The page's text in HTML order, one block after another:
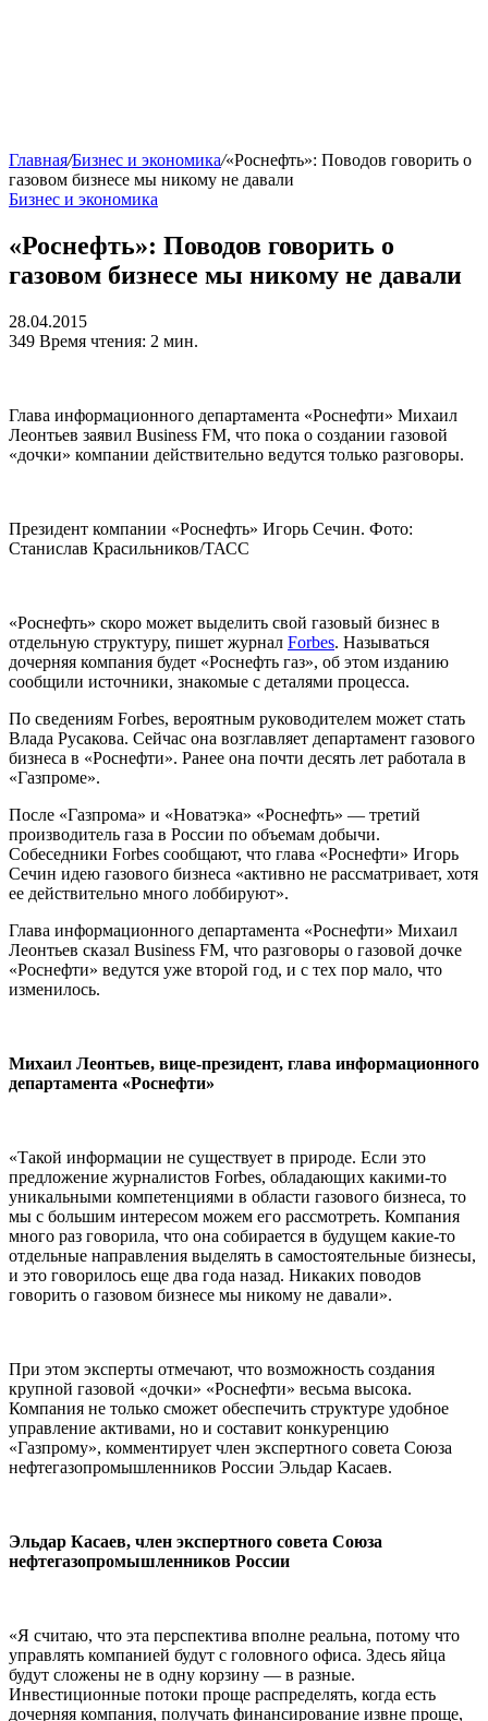
Главная/Бизнес и экономика/«Роснефть»: Поводов говорить о
газовом бизнесе мы никому не давали
Бизнес и экономика
«Роснефть»: Поводов говорить о
газовом бизнесе мы никому не давали
28.04.2015
349 Время чтения: 2 мин.
Глава информационного департамента «Роснефти» Михаил
Леонтьев заявил Business FM, что пока о создании газовой
«дочки» компании действительно ведутся только разговоры.
Президент компании «Роснефть» Игорь Сечин. Фото:
Станислав Красильников/ТАСС
«Роснефть» скоро может выделить свой газовый бизнес в
отдельную структуру, пишет журнал Forbes. Называться
дочерняя компания будет «Роснефть газ», об этом изданию
сообщили источники, знакомые с деталями процесса.
По сведениям Forbes, вероятным руководителем может стать
Влада Русакова. Сейчас она возглавляет департамент газового
бизнеса в «Роснефти». Ранее она почти десять лет работала в
«Газпроме».
После «Газпрома» и «Новатэка» «Роснефть» — третий
производитель газа в России по объемам добычи.
Собеседники Forbes сообщают, что глава «Роснефти» Игорь
Сечин идею газового бизнеса «активно не рассматривает, хотя
ее действительно много лоббируют».
Глава информационного департамента «Роснефти» Михаил
Леонтьев сказал Business FM, что разговоры о газовой дочке
«Роснефти» ведутся уже второй год, и с тех пор мало, что
изменилось.
Михаил Леонтьев, вице-президент, глава информационного
департамента «Роснефти»
«Такой информации не существует в природе. Если это
предложение журналистов Forbes, обладающих какими-то
уникальными компетенциями в области газового бизнеса, то
мы с большим интересом можем его рассмотреть. Компания
много раз говорила, что она собирается в будущем какие-то
отдельные направления выделять в самостоятельные бизнесы,
и это говорилось еще два года назад. Никаких поводов
говорить о газовом бизнесе мы никому не давали».
При этом эксперты отмечают, что возможность создания
крупной газовой «дочки» «Роснефти» весьма высока.
Компания не только сможет обеспечить структуре удобное
управление активами, но и составит конкуренцию
«Газпрому», комментирует член экспертного совета Союза
нефтегазопромышленников России Эльдар Касаев.
Эльдар Касаев, член экспертного совета Союза
нефтегазопромышленников России
«Я считаю, что эта перспектива вполне реальна, потому что
управлять компанией будут с головного офиса. Здесь яйца
будут сложены не в одну корзину — в разные.
Инвестиционные потоки проще распределять, когда есть
дочерняя компания, получать финансирование извне проще,